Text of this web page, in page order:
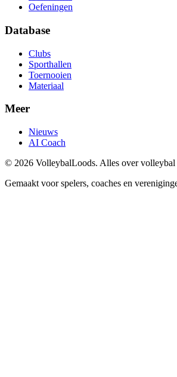
Oefeningen
Database
Clubs
Sporthallen
Toernooien
Materiaal
Meer
Nieuws
AI Coach
© 2026 VolleybalLoods. Alles over volleybal
Gemaakt voor spelers, coaches en